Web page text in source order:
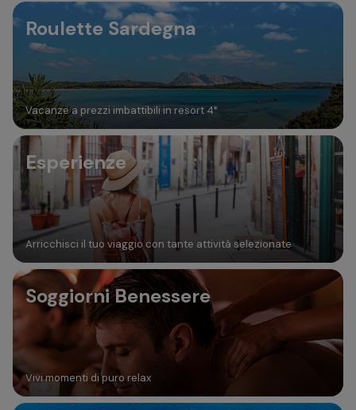
Roulette Sardegna
Vacanze a prezzi imbattibili in resort 4*
Esperienze
Arricchisci il tuo viaggio con tante attività selezionate
Soggiorni Benessere
Vivi momenti di puro relax